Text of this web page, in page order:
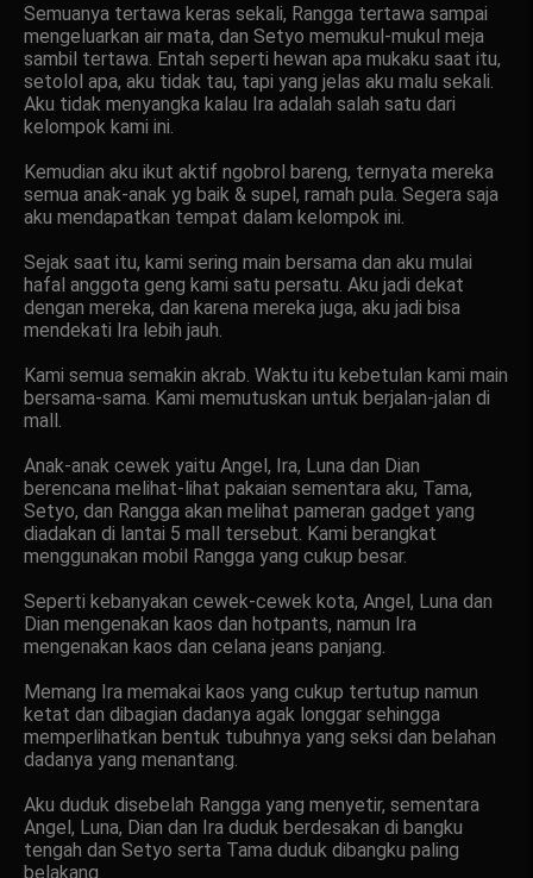
Semuanya tertawa keras sekali, Rangga tertawa sampai
mengeluarkan air mata, dan Setyo memukul-mukul meja
sambil tertawa. Entah seperti hewan apa mukaku saat itu,
setolol apa, aku tidak tau, tapi yang jelas aku malu sekali.
Aku tidak menyangka kalau Ira adalah salah satu dari
kelompok kami ini.
Kemudian aku ikut aktif ngobrol bareng, ternyata mereka
semua anak-anak yg baik & supel, ramah pula. Segera saja
aku mendapatkan tempat dalam kelompok ini.
Sejak saat itu, kami sering main bersama dan aku mulai
hafal anggota geng kami satu persatu. Aku jadi dekat
dengan mereka, dan karena mereka juga, aku jadi bisa
mendekati Ira lebih jauh.
Kami semua semakin akrab. Waktu itu kebetulan kami main
bersama-sama. Kami memutuskan untuk berjalan-jalan di
mall.
Anak-anak cewek yaitu Angel, Ira, Luna dan Dian
berencana melihat-lihat pakaian sementara aku, Tama,
Setyo, dan Rangga akan melihat pameran gadget yang
diadakan di lantai 5 mall tersebut. Kami berangkat
menggunakan mobil Rangga yang cukup besar.
Seperti kebanyakan cewek-cewek kota, Angel, Luna dan
Dian mengenakan kaos dan hotpants, namun Ira
mengenakan kaos dan celana jeans panjang.
Memang Ira memakai kaos yang cukup tertutup namun
ketat dan dibagian dadanya agak longgar sehingga
memperlihatkan bentuk tubuhnya yang seksi dan belahan
dadanya yang menantang.
Aku duduk disebelah Rangga yang menyetir, sementara
Angel, Luna, Dian dan Ira duduk berdesakan di bangku
tengah dan Setyo serta Tama duduk dibangku paling
belakang.